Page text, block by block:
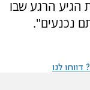
הגיע הרגע שבו
נכנעים".
לנו